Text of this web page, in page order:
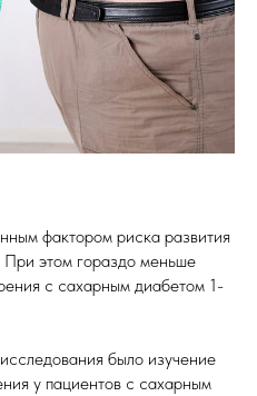
фактором риска развития
При этом гораздо меньше
с сахарным диабетом 1-
было изучение
у пациентов с сахарным